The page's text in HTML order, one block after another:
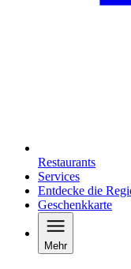
Restaurants
Services
Entdecke die
Geschenkkarte
Mehr